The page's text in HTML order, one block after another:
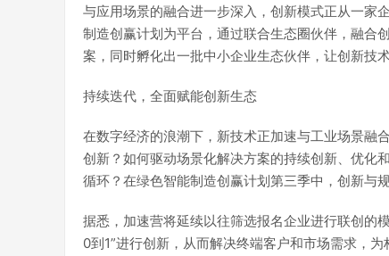
与应用场景的融合进一步深入，创新模式正从一家
制造创赢计划为平台，通过联合生态圈伙伴，融合
案，同时孵化出一批中小企业生态伙伴，让创新技
持续迭代，全面赋能创新生态
在数字经济的浪潮下，新技术正加速与工业场景融
创新？如何驱动场景化解决方案的持续创新、优化
循环？在绿色智能制造创赢计划第三季中，创新与
据悉，加速营将延续以往筛选报名企业进行联创的
0到1”进行创新，从而解决终端客户和市场需求，